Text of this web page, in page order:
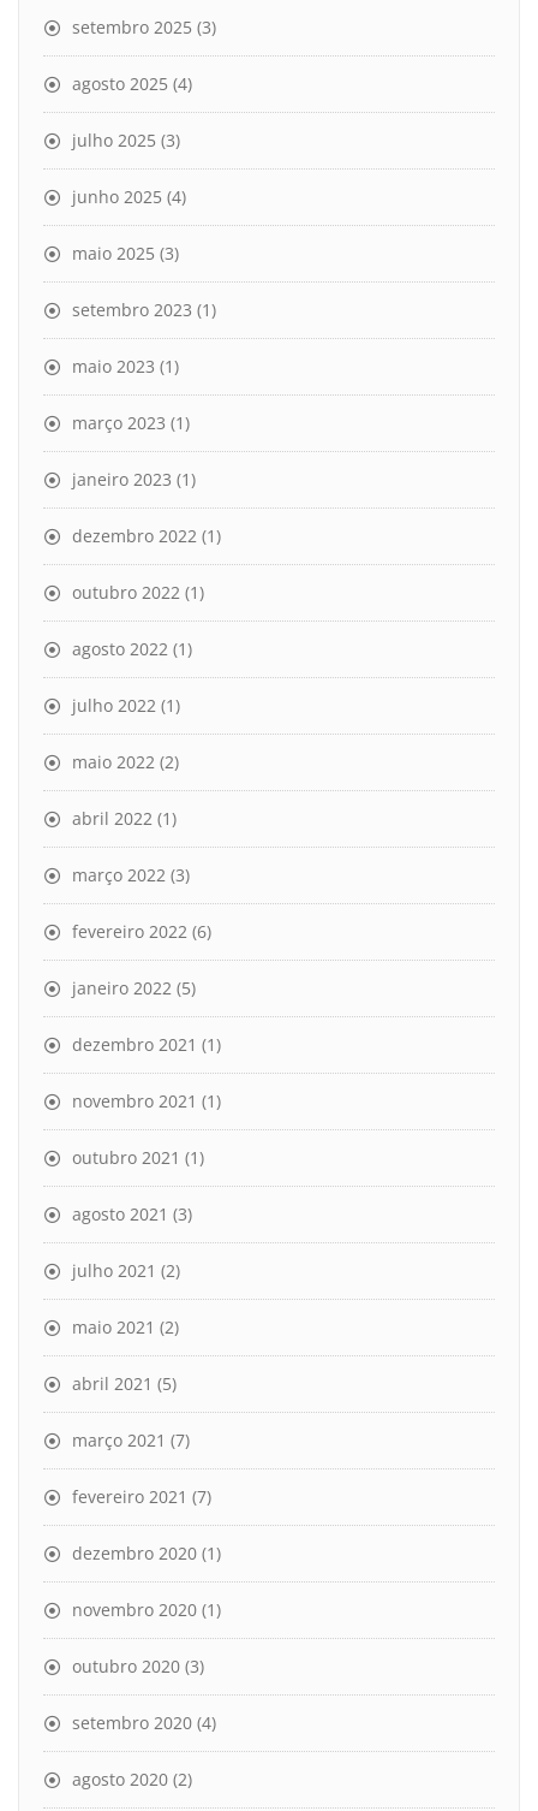
setembro 2025 (3)
agosto 2025 (4)
julho 2025 (3)
junho 2025 (4)
maio 2025 (3)
setembro 2023 (1)
maio 2023 (1)
março 2023 (1)
janeiro 2023 (1)
dezembro 2022 (1)
outubro 2022 (1)
agosto 2022 (1)
julho 2022 (1)
maio 2022 (2)
abril 2022 (1)
março 2022 (3)
fevereiro 2022 (6)
janeiro 2022 (5)
dezembro 2021 (1)
novembro 2021 (1)
outubro 2021 (1)
agosto 2021 (3)
julho 2021 (2)
maio 2021 (2)
abril 2021 (5)
março 2021 (7)
fevereiro 2021 (7)
dezembro 2020 (1)
novembro 2020 (1)
outubro 2020 (3)
setembro 2020 (4)
agosto 2020 (2)